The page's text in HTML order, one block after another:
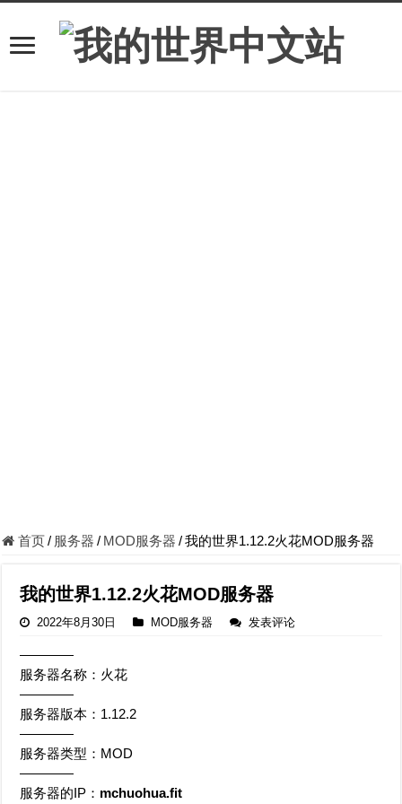
首页/ 服务器 / MOD服务器 /我的世界1.12.2火花MOD服务器
我的世界1.12.2火花MOD服务器
2022年8月30日 MOD服务器 发表评论
————
服务器名称：火花
————
服务器版本：1.12.2
————
服务器类型：MOD
————
服务器的IP： mchuohua.fit